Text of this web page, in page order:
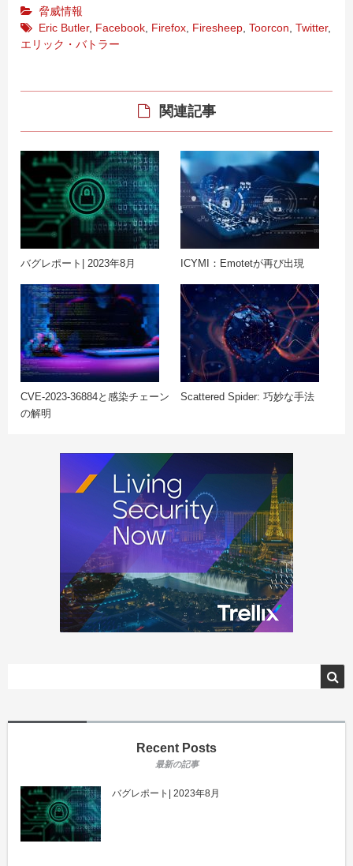
脅威情報
Eric Butler, Facebook Firefox Firesheep Toorcon Twitter,
エリック・バトラー
関連記事
バグレポート| 2023年8月 ICYMI：Emotetが再び出現
CVE-2023-36884と感染チェーン
の解明
Scattered Spider: 巧妙な手法
Recent Posts
バグレポート| 2023年8月